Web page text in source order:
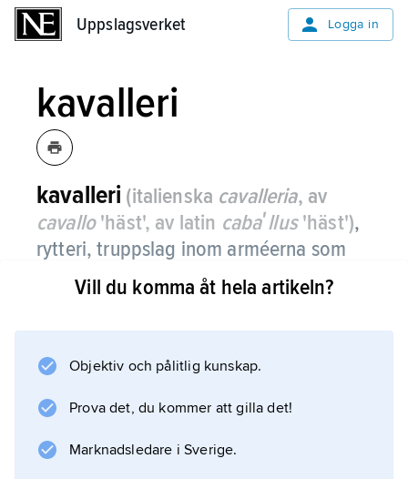
Uppslagsverket Logga in
kavalleri
kavalleri (italienska cavalleria, av
cavallo'häst', av latin cabaʹllus'häst'),
rytteri, truppslag inom arméerna som
tidigare utförde strid till häst; numera
kan benämningen kavalleri användas
luftburna förband.
Om det svenska kavalleriet, se
kavalleriet
.
Vill du komma åt hela artikeln?
Objektiv och pålitlig kunskap.
Prova det, du kommer att gilla det!
Marknadsledare i Sverige.